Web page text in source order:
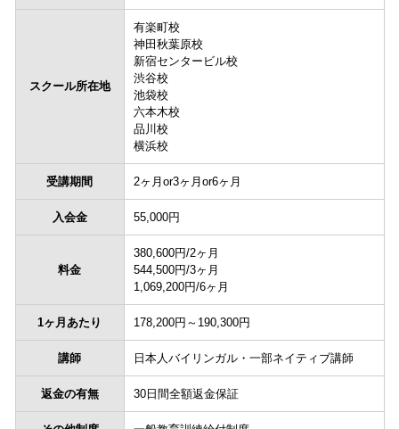
スクール所在地
有楽町校
神田秋葉原校
新宿センタービル校
渋谷校
池袋校
六本木校
品川校
横浜校
受講期間 2ヶ月or3ヶ月or6ヶ月
入会金 55,000円
料金
380,600円/2ヶ月
544,500円/3ヶ月
1,069,200円/6ヶ月
1ヶ月あたり 178,200円～190,300円
講師 日本人バイリンガル・一部ネイティブ講師
返金の有無 30日間全額返金保証